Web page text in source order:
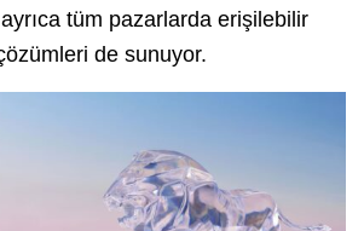
tüm pazarlarda erişilebilir
de sunuyor.